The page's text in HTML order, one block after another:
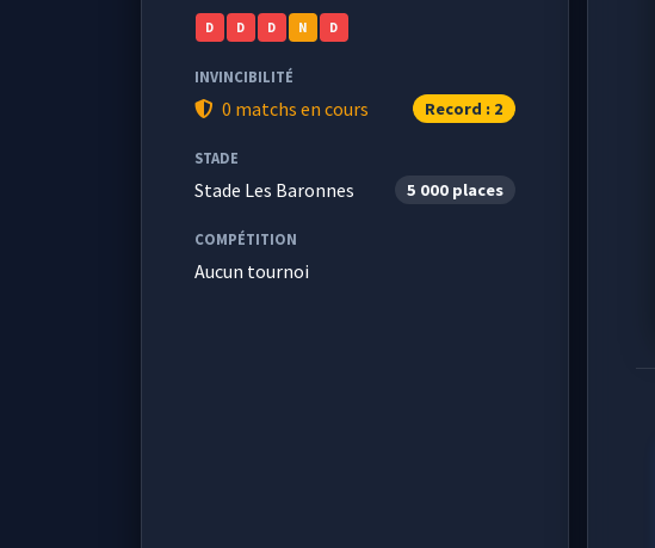
D D D N D
INVINCIBILITÉ
0 matchs en cours Record : 2
STADE
Stade Les Baronnes 5 000 places
COMPÉTITION
Aucun tournoi